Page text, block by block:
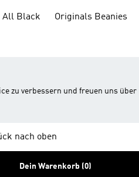
All Black
Oberteile
Originals Beanies
zu verbessern und freuen uns über
nach oben
Dein Warenkorb (0)